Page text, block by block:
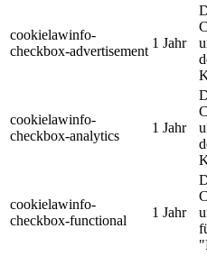
cookielawinfo-
checkbox-advertisement
1 Jahr
cookielawinfo-
checkbox-analytics
1 Jahr
cookielawinfo-
checkbox-functional
1 Jahr